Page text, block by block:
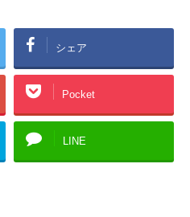
シェア
Pocket
LINE